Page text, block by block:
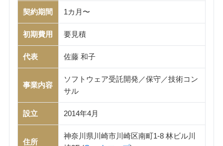
契約期間 1カ月〜
初期費用 要見積
代表 佐藤 和子
事業内容
ソフトウェア受託開発／保守／技術コン
サル
設立 2014年4月
住所
神奈川県川崎市川崎区南町1-8 林ビル川